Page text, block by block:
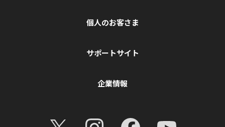
個人のお客さま
サポートサイト
企業情報